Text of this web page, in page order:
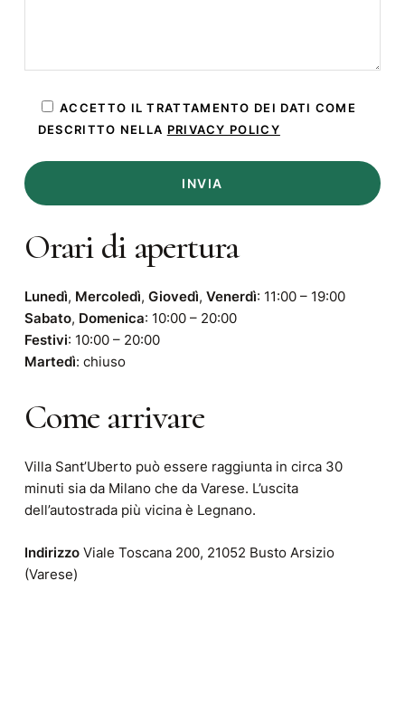
ACCETTO IL TRATTAMENTO DEI DATI COME
DESCRITTO NELLA PRIVACY POLICY
Orari di apertura
Lunedì, Mercoledì, Giovedì, Venerdì: 11:00 – 19:00
Sabato, Domenica: 10:00 – 20:00
Festivi: 10:00 – 20:00
Martedì: chiuso
Come arrivare
Villa Sant’Uberto può essere raggiunta in circa 30
minuti sia da Milano che da Varese. L’uscita
dell’autostrada più vicina è Legnano.
IndirizzoViale Toscana 200, 21052 Busto Arsizio
(Varese)